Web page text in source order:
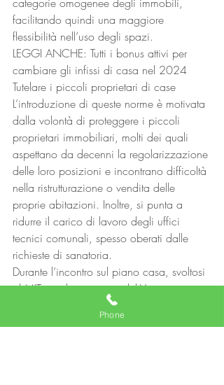
facilitando quindi una maggiore
flessibilità nell’uso degli spazi.
LEGGI ANCHE: Tutti i bonus attivi per
cambiare gli infissi di casa nel 2024
Tutelare i piccoli proprietari di case
L’introduzione di queste norme è motivata
dalla volontà di proteggere i piccoli
proprietari immobiliari, molti dei quali
aspettano da decenni la regolarizzazione
delle loro posizioni e incontrano difficoltà
nella ristrutturazione o vendita delle
proprie abitazioni. Inoltre, si punta a
ridurre il carico di lavoro degli uffici
tecnici comunali, spesso oberati dalle
richieste di sanatoria.
Durante l’incontro sul piano casa, svoltosi
al MIT con la presenza del Vicepremier e
Ministro Matteo Salvini, sono state
delineate le linee guida del pacchetto
Phone